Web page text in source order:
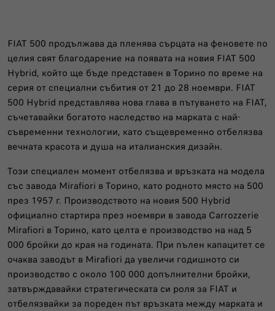
FIAT 500 продължава да пленява сърцата на феновете по
целия свят благодарение на появата на новия FIAT 500
Hybrid, който ще бъде представен в Торино по време на
серия от специални събития от 21 до 28 ноември. FIAT
500 Hybrid представлява нова глава в пътуването на FIAT,
съчетавайки богатото наследство на марката с най-
съвременни технологии, като същевременно отбелязва
вечната красота и душа на италианския дизайн.
Този специален момент отбелязва и връзката на модела
със завода Mirafiori в Торино, като родното място на 500
през 1957 г. Производството на новия 500 Hybrid
официално стартира през ноември в завода Carrozzerie
Mirafiori в Торино, като целта е производство на над 5
000 бройки до края на годината. При пълен капацитет се
очаква заводът в Mirafiori да увеличи годишното си
производство с около 100 000 допълнителни бройки,
затвърждавайки стратегическата си роля за FIAT и
отбелязвайки за пореден път връзката между марката и